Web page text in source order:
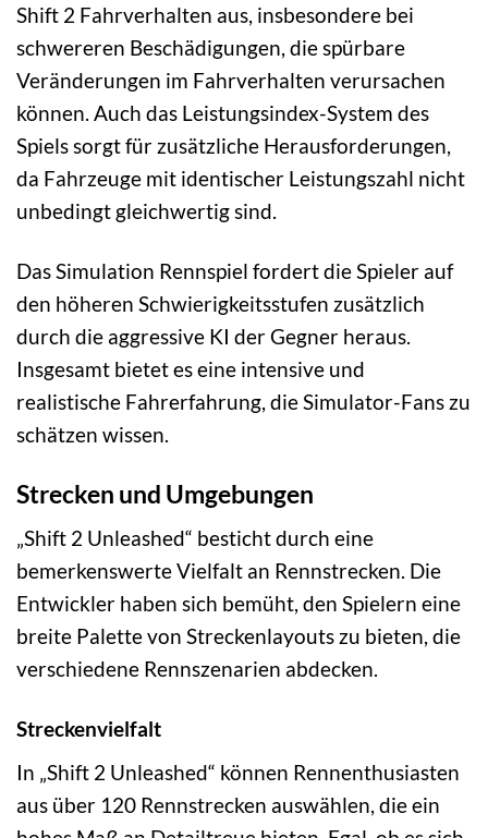
Shift 2 Fahrverhalten aus, insbesondere bei
schwereren Beschädigungen, die spürbare
Veränderungen im Fahrverhalten verursachen
können. Auch das Leistungsindex-System des
Spiels sorgt für zusätzliche Herausforderungen,
da Fahrzeuge mit identischer Leistungszahl nicht
unbedingt gleichwertig sind.
Das Simulation Rennspiel fordert die Spieler auf
den höheren Schwierigkeitsstufen zusätzlich
durch die aggressive KI der Gegner heraus.
Insgesamt bietet es eine intensive und
realistische Fahrerfahrung, die Simulator-Fans zu
schätzen wissen.
Strecken und Umgebungen
„Shift 2 Unleashed“ besticht durch eine
bemerkenswerte Vielfalt an Rennstrecken. Die
Entwickler haben sich bemüht, den Spielern eine
breite Palette von Streckenlayouts zu bieten, die
verschiedene Rennszenarien abdecken.
Streckenvielfalt
In „Shift 2 Unleashed“ können Rennenthusiasten
aus über 120 Rennstrecken auswählen, die ein